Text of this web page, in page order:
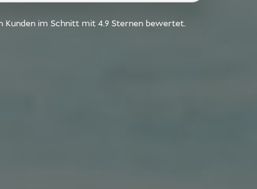
Kunden im Schnitt mit 4.9 Sternen bewertet.